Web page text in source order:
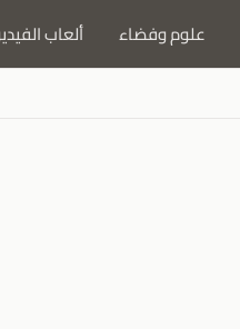
علوم وفضاء ألعاب